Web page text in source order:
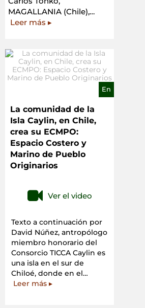
MAGALLANIA (Chile),…
Leer más «Parque
O’Higgins/Territorio
Kawésqar
Waes:
Gestión
en
un
Territorio
Ancestral»
▸
En
La comunidad de la
Isla Caylin, en Chile,
crea su ECMPO:
Espacio Costero y
Marino de Pueblo
Originarios
Ver el video
Texto a continuación por
David Núñez, antropólogo
miembro honorario del
Consorcio TICCA Caylin es
una isla en el sur de
Chiloé, donde en el…
Leer más«La
▸